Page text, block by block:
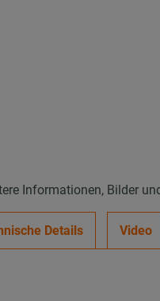
Informationen, Bilder
Details Video